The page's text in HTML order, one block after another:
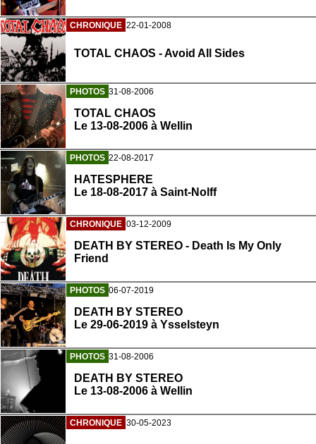
CHRONIQUE 22-01-2008
TOTAL CHAOS - Avoid All Sides
PHOTOS 31-08-2006
TOTAL CHAOS
Le 13-08-2006 à Wellin
PHOTOS 22-08-2017
HATESPHERE
Le 18-08-2017 à Saint-Nolff
CHRONIQUE 03-12-2009
DEATH BY STEREO - Death Is My Only
Friend
PHOTOS 06-07-2019
DEATH BY STEREO
Le 29-06-2019 à Ysselsteyn
PHOTOS 31-08-2006
DEATH BY STEREO
Le 13-08-2006 à Wellin
CHRONIQUE 30-05-2023